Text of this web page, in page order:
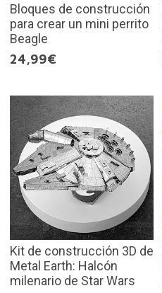
Bloques de construcción
para crear un mini perrito
Beagle
24,99€
Kit de construcción 3D de
Metal Earth: Halcón
milenario de Star Wars